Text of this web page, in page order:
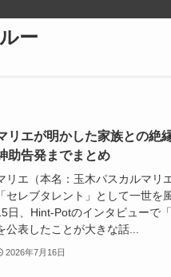
ー
リエが明かした家族との絶
助告発までまとめ
リエ（本名：玉木パスカルマリ
「セレブタレント」として一世
日、Hint-Potのインタビューで
公表したことが大きな話...
2026年7月16日